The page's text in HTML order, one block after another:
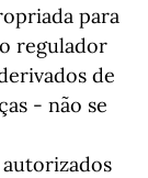
para
regulador
de
- não se